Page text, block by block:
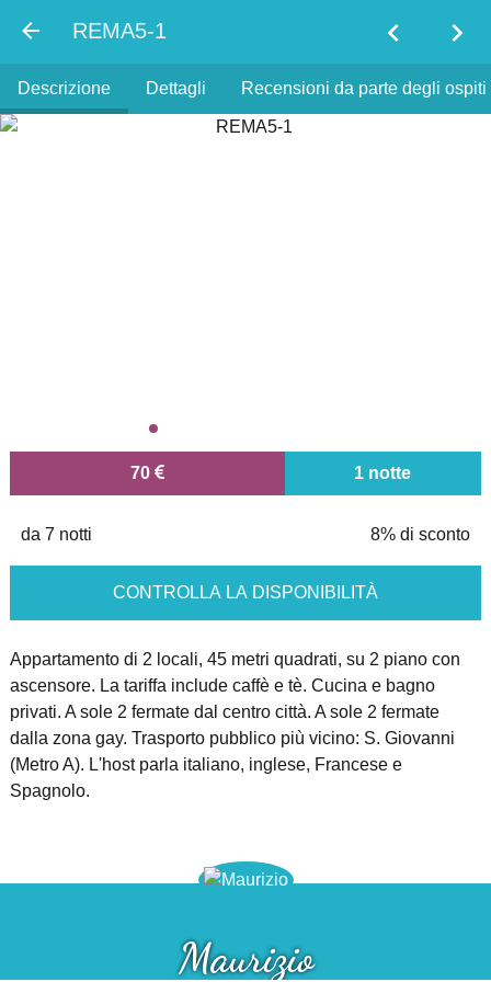
REMA5-1 chevron_left chevron_right
Descrizione Dettagli Recensioni da parte degli ospiti
70 1 notte
da 7 notti 8% di sconto
CONTROLLA LA DISPONIBILITÀ
Appartamento di 2 locali, 45 metri quadrati, su 2 piano con
ascensore. La tariffa include caffè e tè. Cucina e bagno
privati. A sole 2 fermate dal centro città. A sole 2 fermate
dalla zona gay. Trasporto pubblico più vicino: S. Giovanni
(Metro A). L'host parla italiano, inglese, Francese e
Spagnolo.
Maurizio